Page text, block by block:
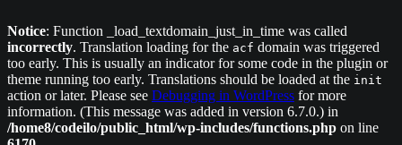
Notice: Function _load_textdomain_just_in_time was called
incorrectly. Translation loading for the acf domain was triggered
too early. This is usually an indicator for some code in the plugin or
theme running too early. Translations should be loaded at the init
action or later. Please see Debugging in WordPress for more
information. (This message was added in version 6.7.0.) in
/home8/codeilo/public_html/wp-includes/functions.php on line